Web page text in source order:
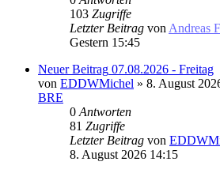
103 Zugriffe
Letzter Beitrag von Andreas
Gestern 15:45
Neuer Beitrag 07.08.2026 - Freitag
von EDDWMichel » 8. August
BRE
0 Antworten
81 Zugriffe
Letzter Beitrag von
8. August 2026 14:15